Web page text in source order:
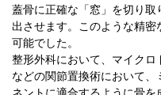
蓋骨に正確な「窓」を切り
出させます。このような精
可能でした。
整形外科において、マイク
などの関節置換術において
ネントに適合するように骨を